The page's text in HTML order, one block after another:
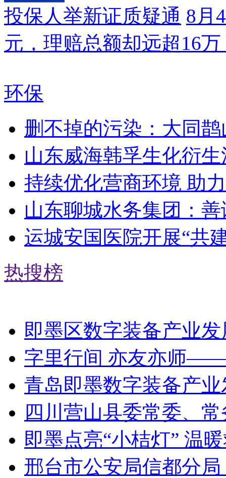
投保人举新证质疑通 8月
元，理赔总额却远超16
环保
删不掉的污染：大同
山东威海韩孚生化衍
持续优化营商环境 助
山东聊城水务集团：
运城安国医院开展“共
热搜榜
即墨区数字装备产业
字里行间 亦友亦师
青岛即墨数字装备产
四川​营山县委常委、
即墨点亮“小桔灯” 温
邢台市公安局信都分